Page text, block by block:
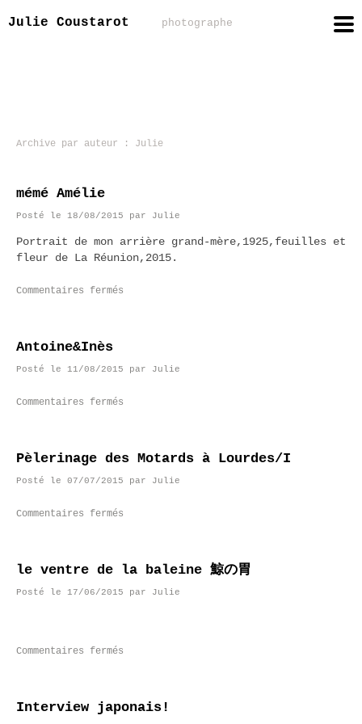
Julie Coustarot photographe
Archive par auteur : Julie
mémé Amélie
Posté le 18/08/2015 par Julie
Portrait de mon arrière grand-mère,1925,feuilles et
fleur de La Réunion,2015.
Commentaires fermés
Antoine&Inès
Posté le 11/08/2015 par Julie
Commentaires fermés
Pèlerinage des Motards à Lourdes/I
Posté le 07/07/2015 par Julie
Commentaires fermés
le ventre de la baleine 鯨の胃
Posté le 17/06/2015 par Julie
Commentaires fermés
Interview japonais!